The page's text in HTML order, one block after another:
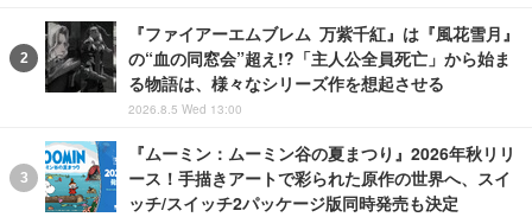
『ファイアーエムブレム 万紫千紅』は『風花雪月』
の“血の同窓会”超え!?「主人公全員死亡」から始ま
る物語は、様々なシリーズ作を想起させる
2026.8.5 Wed 13:00
『ムーミン：ムーミン谷の夏まつり』2026年秋リリ
ース！手描きアートで彩られた原作の世界へ、スイ
ッチ/スイッチ2パッケージ版同時発売も決定